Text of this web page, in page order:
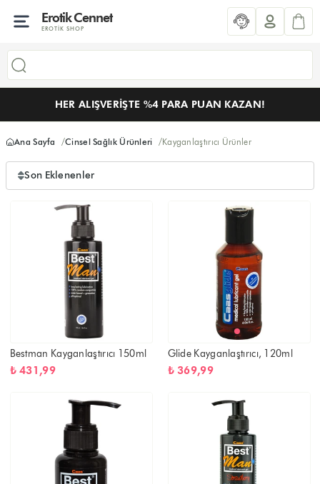
Erotik Cennet
EROTIK SHOP
HER ALIŞVERIŞTE %4 PARA PUAN KAZAN!
Ana Sayfa Cinsel Sağlık Ürünleri Kayganlaştırıcı Ürünler
Son Eklenenler
Bestman Kayganlaştırıcı 150ml
₺ 431,99
Glide Kayganlaştırıcı, 120ml
₺ 369,99